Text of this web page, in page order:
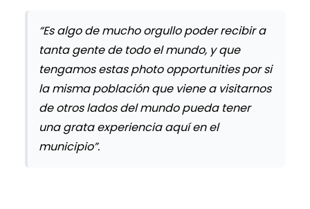
“Es algo de mucho orgullo poder recibir a
tanta gente de todo el mundo, y que
tengamos estas photo opportunities por si
la misma población que viene a visitarnos
de otros lados del mundo pueda tener
una grata experiencia aquí en el
municipio”.